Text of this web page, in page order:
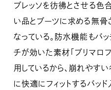
プレッソを彷彿とさせる色
い品とブーツに求める無骨
なっている。防水機能もバッ
チが効いた素材「プリマロ
用しているから、崩れやす
に快適にフィットするバッ